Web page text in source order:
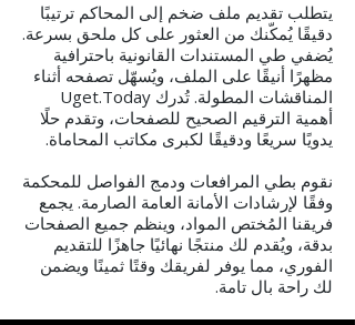
يتطلب تقديم ملف ضخم إلى المحاكم ترتيبًا
دقيقًا يُمكّنك من العثور على كل ملحق بسرعة.
يُضفي طي المستندات القانونية باحترافية
مظهرًا أنيقًا على الملف، ويُسهّل تصفحه أثناء
المناقشات المطولة. تُدرك Uget.Today
أهمية الترقيم الصحيح للصفحات، وتقدم حلًا
يدويًا سريعًا ودقيقًا لكبرى مكاتب المحاماة.
نقوم بطي المرافعات ودمج الفواصل للمحكمة
وفقًا لإرشادات الأمانة العامة الصارمة. يجمع
فريقنا المُختص المواد، وينظم جميع الصفحات
بدقة، ويُقدم لك منتجًا نهائيًا جاهزًا للتقديم
الفوري، مما يوفر لفريقك وقتًا ثمينًا ويضمن
لك راحة بال تامة.